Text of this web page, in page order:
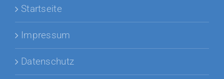
Startseite
Impressum
Datenschutz